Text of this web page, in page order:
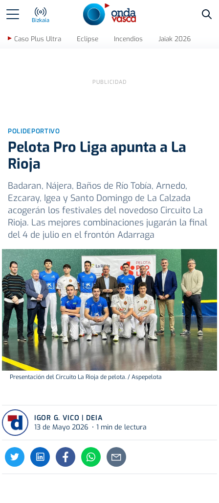
Bizkaia
Caso Plus Ultra Eclipse Incendios Jaiak 2026
POLIDEPORTIVO
Pelota Pro Liga apunta a La
Rioja
Badaran, Nájera, Baños de Río Tobía, Arnedo,
Ezcaray, Igea y Santo Domingo de La Calzada
acogerán los festivales del novedoso Circuito La
Rioja. Las mejores combinaciones jugarán la final
del 4 de julio en el frontón Adarraga
Presentación del Circuito La Rioja de pelota. / Aspepelota
IGOR G. VICO | DEIA
13 de Mayo 2026
1 min de lectura